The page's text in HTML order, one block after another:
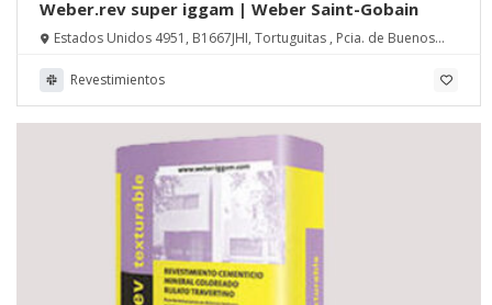
Weber.rev super iggam | Weber Saint-Gobain
Estados Unidos 4951, B1667JHI, Tortuguitas , Pcia. de Buenos
Revestimientos